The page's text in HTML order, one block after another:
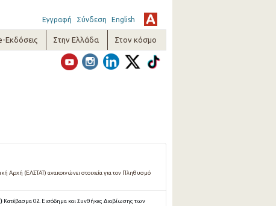
Εγγραφή Σύνδεση English
Εκδόσεις Στην Ελλάδα Στον κόσμο
Αρχή (ΕΛΣΤΑΤ) ανακοινώνει στοιχεία για τον Πληθυσμό
Κατέβασμα 02. Εισόδημα και Συνθήκες Διαβίωσης των